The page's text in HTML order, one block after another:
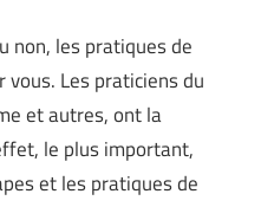
non, les pratiques de
Les praticiens du
et autres, ont la
le plus important,
et les pratiques de